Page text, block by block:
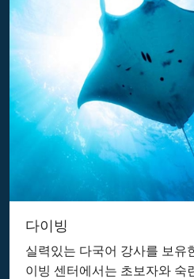
다이빙
실력있는 다국어 강사를 보유
이빙 센터에서는 초보자와 숙